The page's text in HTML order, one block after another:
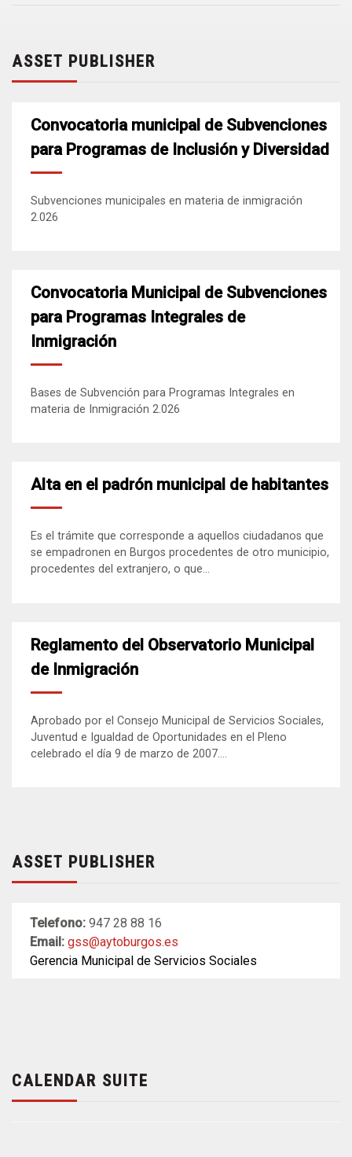
ASSET PUBLISHER
Convocatoria municipal de Subvenciones
para Programas de Inclusión y Diversidad
Subvenciones municipales en materia de inmigración
2.026
Convocatoria Municipal de Subvenciones
para Programas Integrales de
Inmigración
Bases de Subvención para Programas Integrales en
materia de Inmigración 2.026
Alta en el padrón municipal de habitantes
Es el trámite que corresponde a aquellos ciudadanos que
se empadronen en Burgos procedentes de otro municipio,
procedentes del extranjero, o que...
Reglamento del Observatorio Municipal
de Inmigración
Aprobado por el Consejo Municipal de Servicios Sociales,
Juventud e Igualdad de Oportunidades en el Pleno
celebrado el día 9 de marzo de 2007....
ASSET PUBLISHER
Telefono: 947 28 88 16
Email: gss@aytoburgos.es
Gerencia Municipal de Servicios Sociales
CALENDAR SUITE